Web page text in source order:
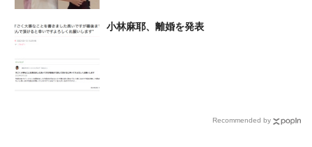
小林麻耶、離婚を発表
Recommended by